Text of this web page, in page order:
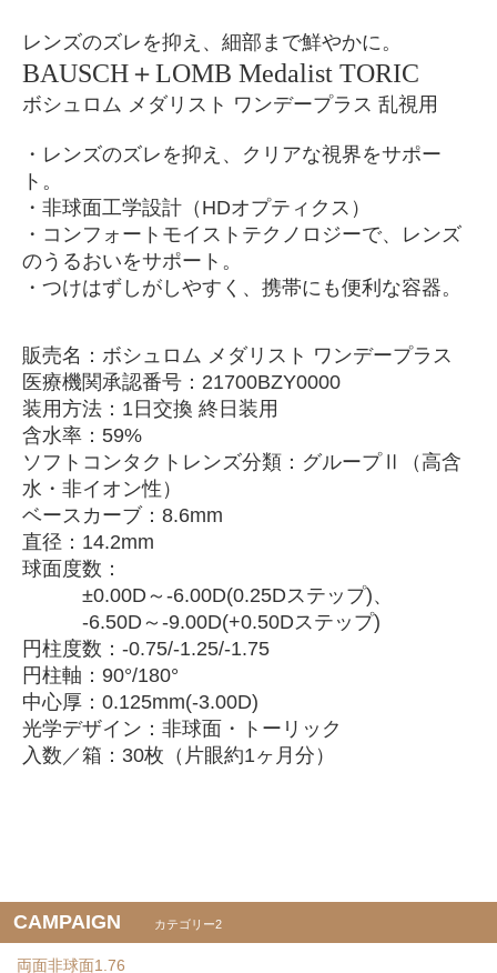
レンズのズレを抑え、細部まで鮮やかに。
BAUSCH＋LOMB Medalist TORIC
ボシュロム メダリスト ワンデープラス 乱視用
・レンズのズレを抑え、クリアな視界をサポー
ト。
・非球面工学設計（HDオプティクス）
・コンフォートモイストテクノロジーで、レンズ
のうるおいをサポート。
・つけはずしがしやすく、携帯にも便利な容器。
販売名：ボシュロム メダリスト ワンデープラス
医療機関承認番号：21700BZY0000
装用方法：1日交換 終日装用
含水率：59%
ソフトコンタクトレンズ分類：グループⅡ（高含
水・非イオン性）
ベースカーブ：8.6mm
直径：14.2mm
球面度数：
±0.00D～-6.00D(0.25Dステップ)、
-6.50D～-9.00D(+0.50Dステップ)
円柱度数：-0.75/-1.25/-1.75
円柱軸：90°/180°
中心厚：0.125mm(-3.00D)
光学デザイン：非球面・トーリック
入数／箱：30枚（片眼約1ヶ月分）
CAMPAIGN カテゴリー2
両面非球面1.76